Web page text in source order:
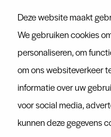
Deze website maakt
We gebruiken cookies
personaliseren, om
om ons websiteverkeer
informatie over uw
voor social media,
kunnen deze gegevens
Vacatures
Certificaten
Ontdek ook